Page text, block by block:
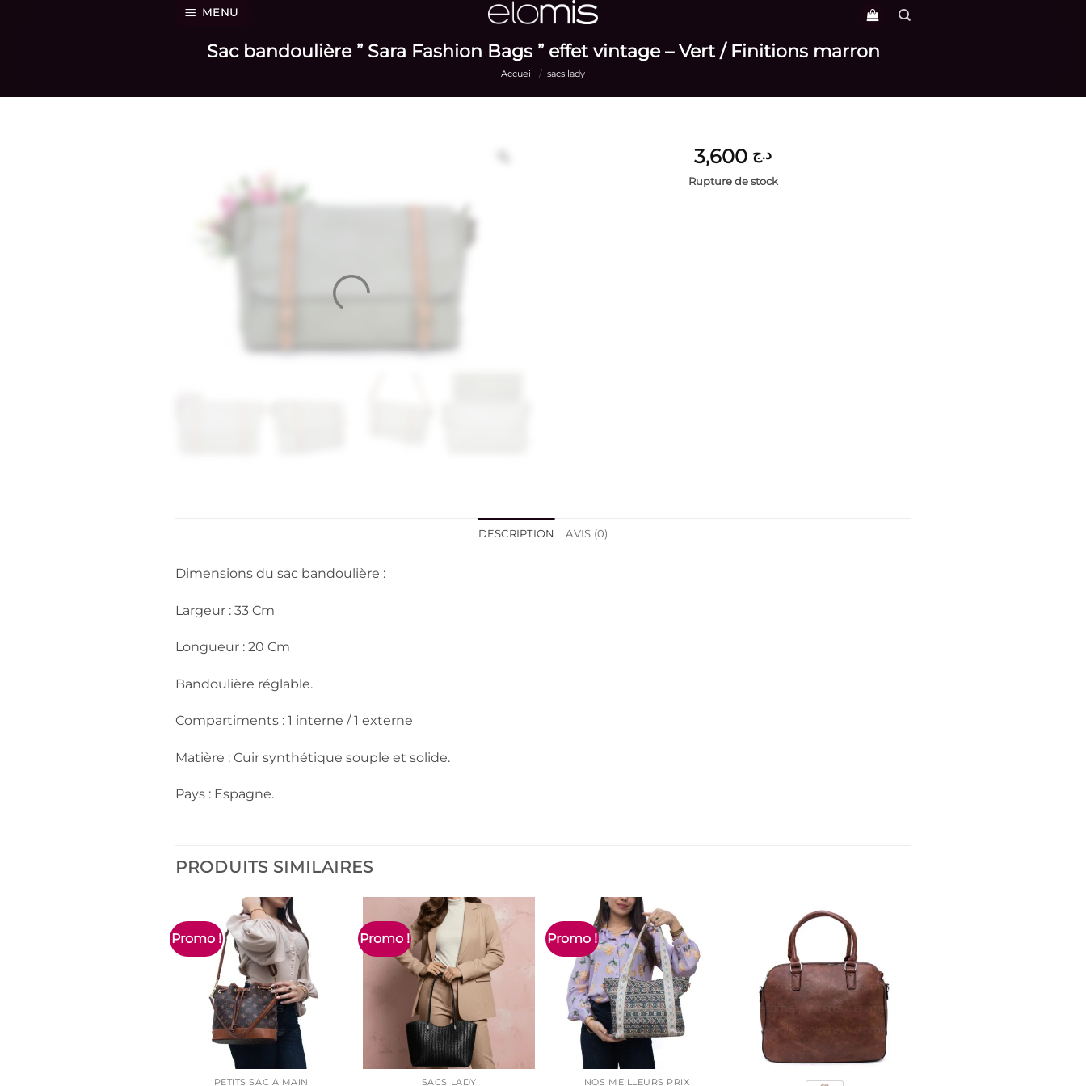
MENU
Sac bandoulière ” Sara Fashion Bags ” effet vintage – Vert / Finitions marron
Accueil / sacs lady
د.ج
Rupture de stock
DESCRIPTION AVIS (0)
Dimensions du sac bandoulière :
Largeur : 33 Cm
Longueur : 20 Cm
Bandoulière réglable.
Compartiments : 1 interne / 1 externe
Matière : Cuir synthétique souple et solide.
Pays : Espagne.
PRODUITS SIMILAIRES
Promo !
PETITS SAC À MAIN
Promo !
SACS LADY
Promo !
NOS MEILLEURS PRIX